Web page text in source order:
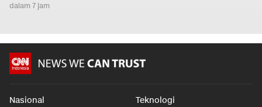
dalam 7 jam
Nasional Teknologi